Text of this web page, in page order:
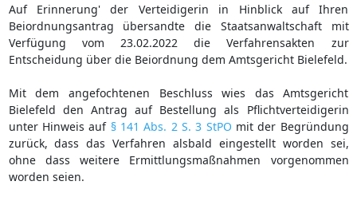
Auf Erinnerung' der Verteidigerin in Hinblick auf Ihren
Beiordnungsantrag übersandte die Staatsanwaltschaft mit
Verfügung vom 23.02.2022 die Verfahrensakten zur
Entscheidung über die Beiordnung dem Amtsgericht Bielefeld.
Mit dem angefochtenen Beschluss wies das Amtsgericht
Bielefeld den Antrag auf Bestellung als Pflichtverteidigerin
unter Hinweis auf § 141 Abs. 2 S. 3 StPO mit der Begründung
zurück, dass das Verfahren alsbald eingestellt worden sei,
ohne dass weitere Ermittlungsmaßnahmen vorgenommen
worden seien.